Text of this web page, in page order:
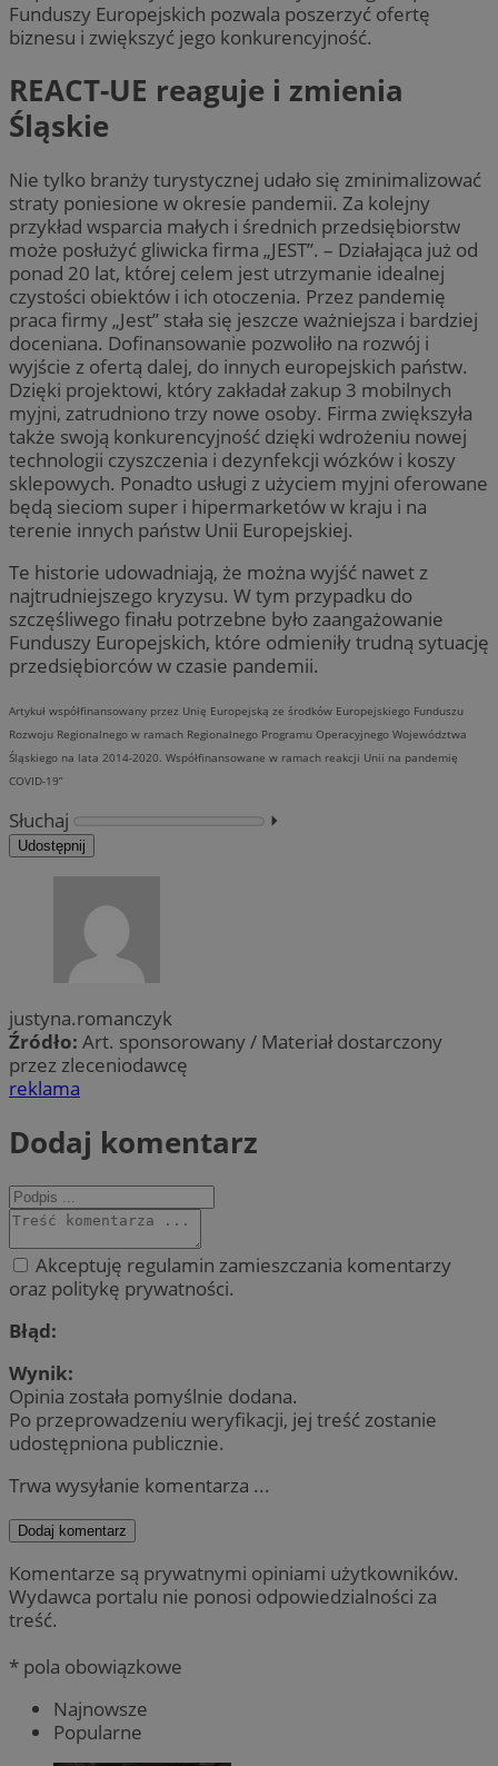
Funduszy Europejskich pozwala poszerzyć ofertę
biznesu i zwiększyć jego konkurencyjność.
REACT-UE reaguje i zmienia
Śląskie
Nie tylko branży turystycznej udało się zminimalizować
straty poniesione w okresie pandemii. Za kolejny
przykład wsparcia małych i średnich przedsiębiorstw
może posłużyć gliwicka firma „JEST”. – Działająca już od
ponad 20 lat, której celem jest utrzymanie idealnej
czystości obiektów i ich otoczenia. Przez pandemię
praca firmy „Jest” stała się jeszcze ważniejsza i bardziej
doceniana. Dofinansowanie pozwoliło na rozwój i
wyjście z ofertą dalej, do innych europejskich państw.
Dzięki projektowi, który zakładał zakup 3 mobilnych
myjni, zatrudniono trzy nowe osoby. Firma zwiększyła
także swoją konkurencyjność dzięki wdrożeniu nowej
technologii czyszczenia i dezynfekcji wózków i koszy
sklepowych. Ponadto usługi z użyciem myjni oferowane
będą sieciom super i hipermarketów w kraju i na
terenie innych państw Unii Europejskiej.
Te historie udowadniają, że można wyjść nawet z
najtrudniejszego kryzysu. W tym przypadku do
szczęśliwego finału potrzebne było zaangażowanie
Funduszy Europejskich, które odmieniły trudną sytuację
przedsiębiorców w czasie pandemii.
Artykuł współfinansowany przez Unię Europejską ze środków Europejskiego Funduszu
Rozwoju Regionalnego w ramach Regionalnego Programu Operacyjnego Województwa
Śląskiego na lata 2014-2020. Współfinansowane w ramach reakcji Unii na pandemię
COVID-19”
Słuchaj ⏵︎
Udostępnij
justyna.romanczyk
Źródło: Art. sponsorowany / Materiał dostarczony
przez zleceniodawcę
reklama
Dodaj komentarz
Akceptuję regulamin zamieszczania komentarzy
oraz politykę prywatności.
Błąd:
Wynik:
Opinia została pomyślnie dodana.
Po przeprowadzeniu weryfikacji, jej treść zostanie
udostępniona publicznie.
Trwa wysyłanie komentarza ...
Dodaj komentarz
Komentarze są prywatnymi opiniami użytkowników.
Wydawca portalu nie ponosi odpowiedzialności za
treść.
* pola obowiązkowe
Najnowsze
Popularne